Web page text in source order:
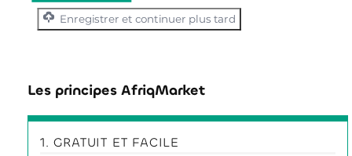
Enregistrer et continuer plus tard
Les principes AfriqMarket
1. GRATUIT ET FACILE